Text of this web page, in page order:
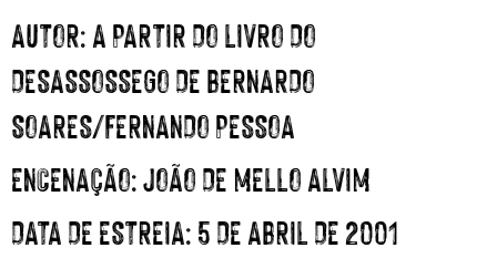
AUTOR: A PARTIR DO LIVRO DO
DESASSOSSEGO DE BERNARDO
SOARES/FERNANDO PESSOA
ENCENAÇÃO: JOÃO DE MELLO ALVIM
DATA DE ESTREIA: 5 DE ABRIL DE 2001